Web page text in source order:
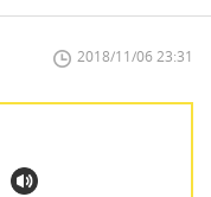
2018/11/06 23:31